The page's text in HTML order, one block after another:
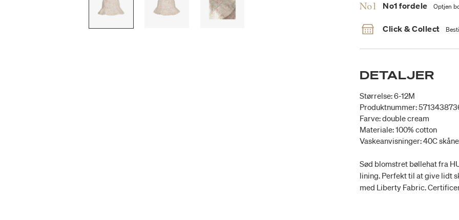
No1 fordele Optjen
Click & Collect
DETALJER
Størrelse: 6-12M
Produktnummer:
Farve: double cream
Materiale: 100% cotton
Vaskeanvisninger: 40C
Sød blomstret bøllehat fra
lining. Perfekt til at give lidt
med Liberty Fabric.